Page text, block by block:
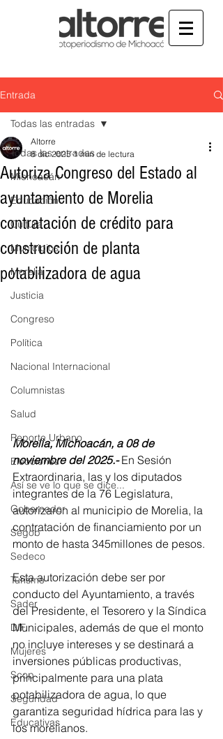
Entrada
Todas las entradas
Michoacán
Educación
Cultura
Municipios
Morelia
Justicia
Congreso
Política
Nacional Internacional
Columnistas
Salud
Reporte Urbano
Elecciones
Así se ve lo que se dice...
Gobernador
Segob
Sedeco
Turismo
Sader
DIF
Mujeres
Scop
Seguridad
Educativas
Todas las entradas
Autoriza Congreso del Estado al
ayuntamiento de Morelia
contratación de crédito para
construcción de planta
potabilizadora de agua
Altorre
8 dic 2025 1 min de lectura
Morelia, Michoacán, a 08 de
noviembre del 2025.- En Sesión
Extraordinaria, las y los diputados
integrantes de la 76 Legislatura,
autorizaron al municipio de Morelia, la
contratación de financiamiento por un
monto de hasta 345millones de pesos.
Esta autorización debe ser por
conducto del Ayuntamiento, a través
del Presidente, el Tesorero y la Síndica
Municipales, además de que el monto
no incluye intereses y se destinará a
inversiones públicas productivas,
principalmente para una plata
potabilizadora de agua, lo que
garantiza seguridad hídrica para las y
los morelianos.